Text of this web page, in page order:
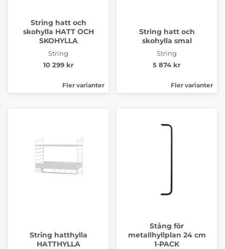
String hatt och
skohylla HATT OCH
SKOHYLLA
String
10 299 kr
Fler varianter
String hatt och
skohylla smal
String
5 874 kr
Fler varianter
String hatthylla
HATTHYLLA
Stång för
metallhyllplan 24 cm
1-PACK